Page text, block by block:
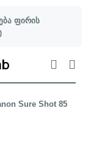
ფირის
Sure Shot 85